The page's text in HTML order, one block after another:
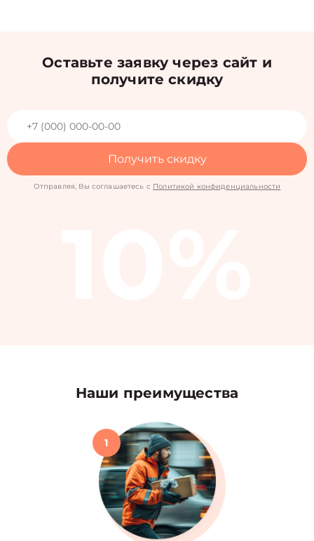
Оставьте заявку через сайт и
получите скидку
Получить скидку
Отправляя, Вы соглашаетесь с Политикой конфиденциальности
Наши преимущества
1